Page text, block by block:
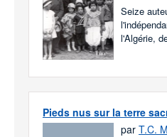
Seize
l'Algérie,
Pieds nus sur la terre
par T.C.